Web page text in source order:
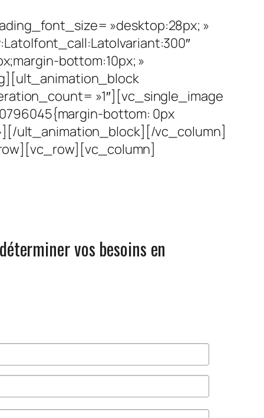
»desktop:28px; »
bottom:10px; »
»1″][vc_single_image
bottom: 0px
ult_animation_block][/vc_column]
vos besoins en